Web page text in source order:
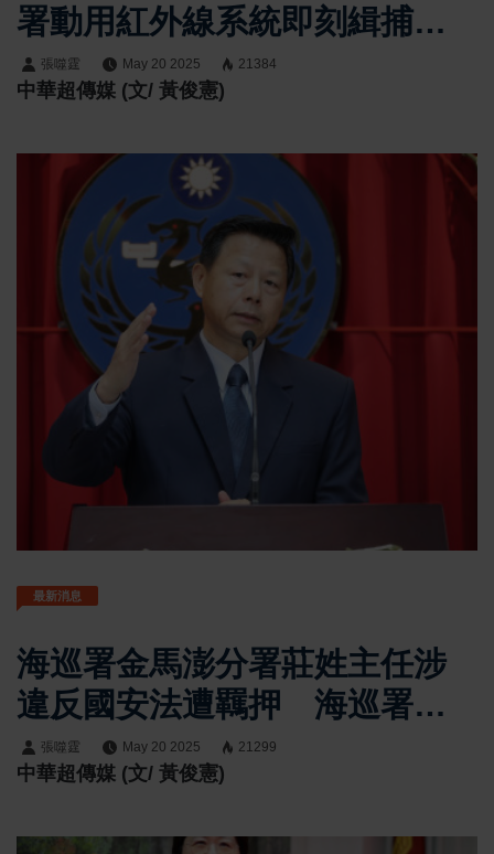
署動用紅外線系統即刻緝捕全
數到案 呼籲支持特別條例預算
張噬霆 May 20 2025 21384
中華超傳媒 (文/ 黃俊憲)
最新消息
海巡署金馬澎分署莊姓主任涉
違反國安法遭羈押 海巡署火
速記大過免職並啟動內部調查
張噬霆 May 20 2025 21299
中華超傳媒 (文/ 黃俊憲)